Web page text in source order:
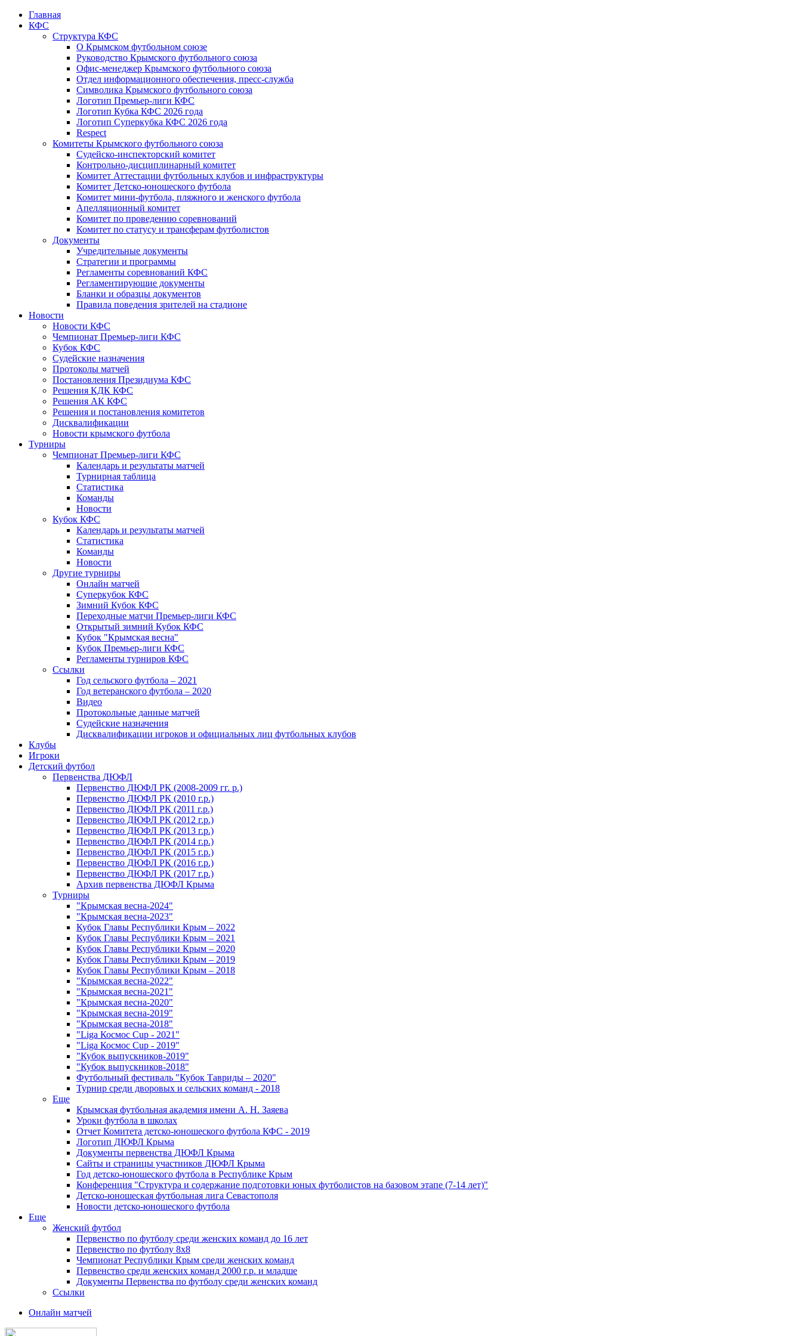
Главная
КФС
Структура КФС
О Крымском футбольном союзе
Руководство Крымского футбольного союза
Офис-менеджер Крымского футбольного союза
Отдел информационного обеспечения, пресс-служба
Символика Крымского футбольного союза
Логотип Премьер-лиги КФС
Логотип Кубка КФС 2026 года
Логотип Суперкубка КФС 2026 года
Respect
Комитеты Крымского футбольного союза
Судейско-инспекторский комитет
Контрольно-дисциплинарный комитет
Комитет Аттестации футбольных клубов и инфраструктуры
Комитет Детско-юношеского футбола
Комитет мини-футбола, пляжного и женского футбола
Апелляционный комитет
Комитет по проведению соревнований
Комитет по статусу и трансферам футболистов
Документы
Учредительные документы
Стратегии и программы
Регламенты соревнований КФС
Регламентирующие документы
Бланки и образцы документов
Правила поведения зрителей на стадионе
Новости
Новости КФС
Чемпионат Премьер-лиги КФС
Кубок КФС
Судейские назначения
Протоколы матчей
Постановления Президиума КФС
Решения КДК КФС
Решения АК КФС
Решения и постановления комитетов
Дисквалификации
Новости крымского футбола
Турниры
Чемпионат Премьер-лиги КФС
Календарь и результаты матчей
Турнирная таблица
Статистика
Команды
Новости
Кубок КФС
Календарь и результаты матчей
Статистика
Команды
Новости
Другие турниры
Онлайн матчей
Суперкубок КФС
Зимний Кубок КФС
Переходные матчи Премьер-лиги КФС
Открытый зимний Кубок КФС
Кубок "Крымская весна"
Кубок Премьер-лиги КФС
Регламенты турниров КФС
Ссылки
Год сельского футбола – 2021
Год ветеранского футбола – 2020
Видео
Протокольные данные матчей
Судейские назначения
Дисквалификации игроков и официальных лиц футбольных клубов
Клубы
Игроки
Детский футбол
Первенства ДЮФЛ
Первенство ДЮФЛ РК (2008-2009 гг. р.)
Первенство ДЮФЛ РК (2010 г.р.)
Первенство ДЮФЛ РК (2011 г.р.)
Первенство ДЮФЛ РК (2012 г.р.)
Первенство ДЮФЛ РК (2013 г.р.)
Первенство ДЮФЛ РК (2014 г.р.)
Первенство ДЮФЛ РК (2015 г.р.)
Первенство ДЮФЛ РК (2016 г.р.)
Первенство ДЮФЛ РК (2017 г.р.)
Архив первенства ДЮФЛ Крыма
Турниры
"Крымская весна-2024"
"Крымская весна-2023"
Кубок Главы Республики Крым – 2022
Кубок Главы Республики Крым – 2021
Кубок Главы Республики Крым – 2020
Кубок Главы Республики Крым – 2019
Кубок Главы Республики Крым – 2018
"Крымская весна-2022"
"Крымская весна-2021"
"Крымская весна-2020"
"Крымская весна-2019"
"Крымская весна-2018"
"Liga Космос Cup - 2021"
"Liga Космос Cup - 2019"
"Кубок выпускников-2019"
"Кубок выпускников-2018"
Футбольный фестиваль "Кубок Тавриды – 2020"
Турнир среди дворовых и сельских команд - 2018
Еще
Крымская футбольная академия имени А. Н. Заяева
Уроки футбола в школах
Отчет Комитета детско-юношеского футбола КФС - 2019
Логотип ДЮФЛ Крыма
Документы первенства ДЮФЛ Крыма
Сайты и страницы участников ДЮФЛ Крыма
Год детско-юношеского футбола в Республике Крым
Конференция "Структура и содержание подготовки юных футболистов на базовом этапе (7-14 лет)"
Детско-юношеская футбольная лига Севастополя
Новости детско-юношеского футбола
Еще
Женский футбол
Первенство по футболу среди женских команд до 16 лет
Первенство по футболу 8х8
Чемпионат Республики Крым среди женских команд
Первенство среди женских команд 2000 г.р. и младше
Документы Первенства по футболу среди женских команд
Ссылки
Онлайн матчей